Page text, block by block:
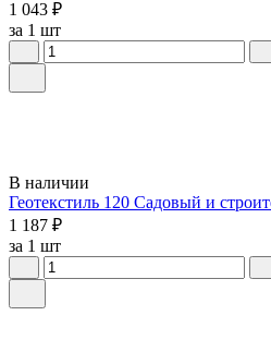
1 043 ₽
за 1 шт
В наличии
Геотекстиль 120 Садовый и
1 187 ₽
за 1 шт